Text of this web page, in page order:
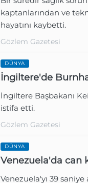
kaptanlarından ve
hayatını kaybetti.
Gözlem Gazetesi
DÜNYA
İngiltere'de
İngiltere Başbakanı
istifa etti.
Gözlem Gazetesi
DÜNYA
Venezuela'da can
Venezuela'yı 39